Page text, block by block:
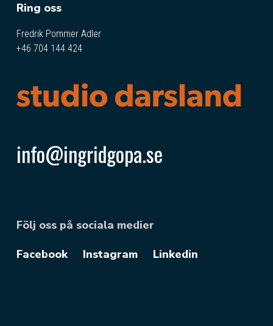
Ring oss
Fredrik Pommer Adler
+46 704 144 424
info@ingridgopa.se
Följ oss på sociala medier
Facebook
Instagram Linkedin